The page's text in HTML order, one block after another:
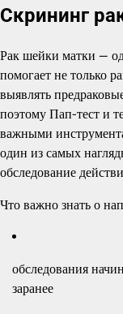
Скрининг
Рак шейки матки —
помогает не только
выявлять
поэтому Пап-тест и
важными
один из самых
обследование
Что важно знать о
обследования
заранее